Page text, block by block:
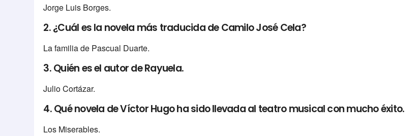
Jorge Luis Borges.
2. ¿Cuál es la novela más traducida de Camilo José Cela?
La familia de Pascual Duarte.
3. Quién es el autor de Rayuela.
Julio Cortázar.
4. Qué novela de Víctor Hugo ha sido llevada al teatro musical con mucho éxito.
Los Miserables.